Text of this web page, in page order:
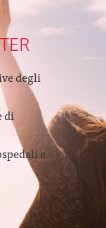
degli
di
e